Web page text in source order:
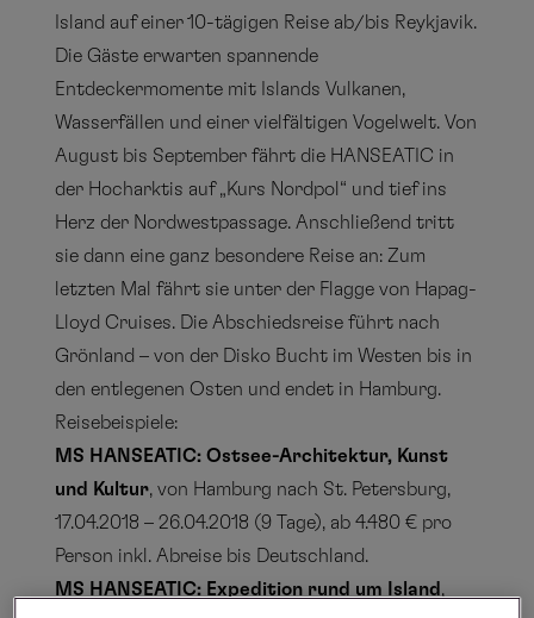
Island auf einer 10-tägigen Reise ab/bis Reykjavik.
Die Gäste erwarten spannende
Entdeckermomente mit Islands Vulkanen,
Wasserfällen und einer vielfältigen Vogelwelt. Von
August bis September fährt die HANSEATIC in
der Hocharktis auf „Kurs Nordpol“ und tief ins
Herz der Nordwestpassage. Anschließend tritt
sie dann eine ganz besondere Reise an: Zum
letzten Mal fährt sie unter der Flagge von Hapag-
Lloyd Cruises. Die Abschiedsreise führt nach
Grönland – von der Disko Bucht im Westen bis in
den entlegenen Osten und endet in Hamburg.
Reisebeispiele:
MS HANSEATIC: Ostsee-Architektur, Kunst
und Kultur, von Hamburg nach St. Petersburg,
17.04.2018 – 26.04.2018 (9 Tage), ab 4.480 € pro
Person inkl. Abreise bis Deutschland.
MS HANSEATIC: Expedition rund um Island ,